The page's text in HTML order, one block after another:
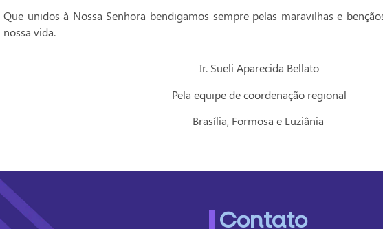
Que unidos à Nossa Senhora bendigamos sempre pelas maravilhas e
nossa vida.
Ir. Sueli Aparecida Bellato
Pela equipe de coordenação regional
Brasília, Formosa e Luziânia
Contato